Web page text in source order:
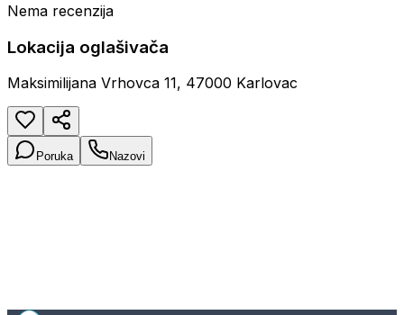
Nema recenzija
Lokacija oglašivača
Maksimilijana Vrhovca 11, 47000 Karlovac
Poruka Nazovi